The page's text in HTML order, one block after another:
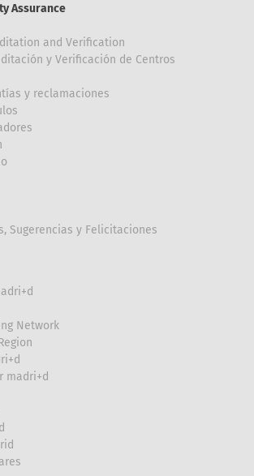
Assurance
and Verification
y Verificación de Centros
y reclamaciones
Sugerencias y Felicitaciones
Network
madri+d